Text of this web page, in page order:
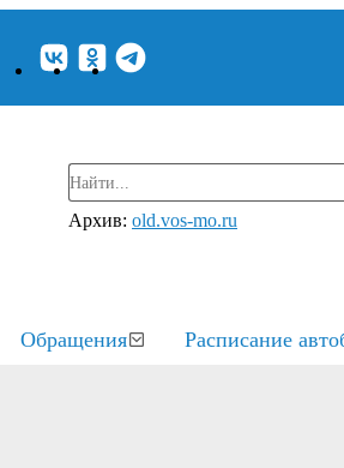
Архив: old.vos-mo.ru
Обращения Расписание